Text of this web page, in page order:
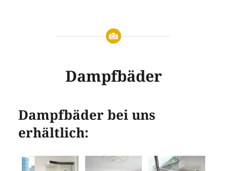
Dampfbäder
Dampfbäder bei uns
erhältlich: